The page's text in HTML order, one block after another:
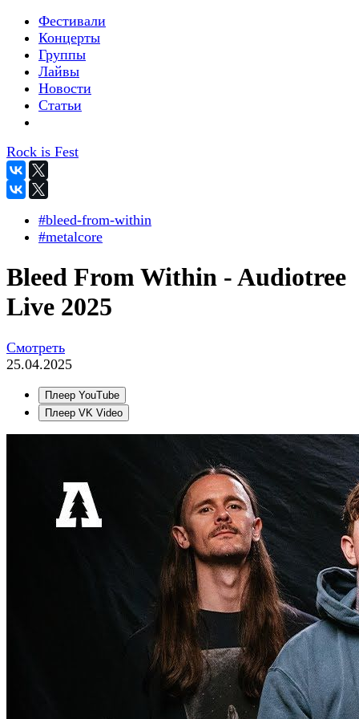
Фестивали
Концерты
Группы
Лайвы
Новости
Статьи
Rock is Fest
#bleed-from-within
#metalcore
Bleed From Within - Audiotree
Live 2025
Смотреть
25.04.2025
Плеер YouTube
Плеер VK Video